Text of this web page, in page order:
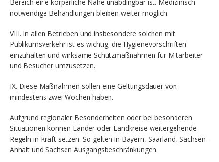
Bereich eine körperliche Nähe unabdingbar ist. Medizinisch
notwendige Behandlungen bleiben weiter möglich.
VIII. In allen Betrieben und insbesondere solchen mit
Publikumsverkehr ist es wichtig, die Hygienevorschriften
einzuhalten und wirksame Schutzmaßnahmen für Mitarbeiter
und Besucher umzusetzen.
IX. Diese Maßnahmen sollen eine Geltungsdauer von
mindestens zwei Wochen haben.
Aufgrund regionaler Besonderheiten oder bei besonderen
Situationen können Länder oder Landkreise weitergehende
Regeln in Kraft setzen. So gelten in Bayern, Saarland, Sachsen-
Anhalt und Sachsen Ausgangsbeschränkungen.